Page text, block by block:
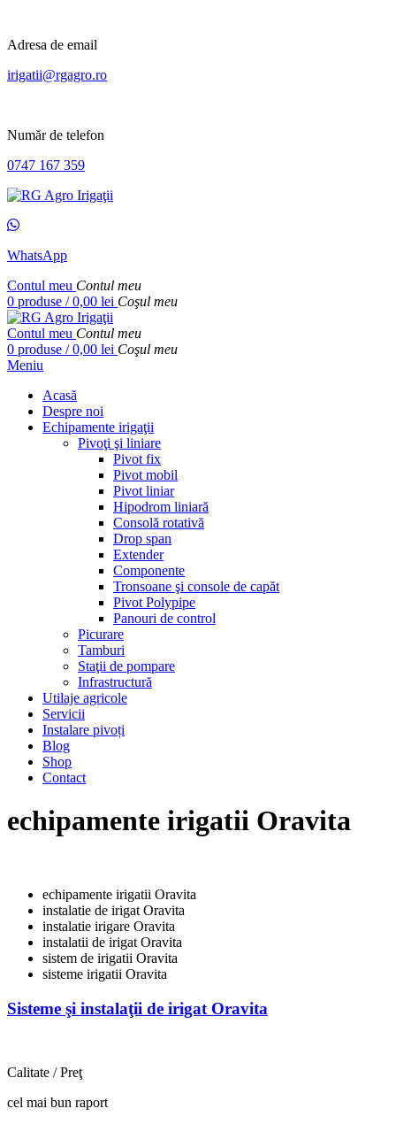
Adresa de email
irigatii@rgagro.ro
Număr de telefon
0747 167 359
WhatsApp
Contul meu Contul meu
0 produse / 0,00 lei Coşul meu
Contul meu Contul meu
0 produse / 0,00 lei Coşul meu
Meniu
Acasă
Despre noi
Echipamente irigaţii
Pivoţi şi liniare
Pivot fix
Pivot mobil
Pivot liniar
Hipodrom liniară
Consolă rotativă
Drop span
Extender
Componente
Tronsoane şi console de capăt
Pivot Polypipe
Panouri de control
Picurare
Tamburi
Staţii de pompare
Infrastructură
Utilaje agricole
Servicii
Instalare pivoți
Blog
Shop
Contact
echipamente irigatii Oravita
echipamente irigatii Oravita
instalatie de irigat Oravita
instalatie irigare Oravita
instalatii de irigat Oravita
sistem de irigatii Oravita
sisteme irigatii Oravita
Sisteme şi instalaţii de irigat Oravita
Calitate / Preţ
cel mai bun raport